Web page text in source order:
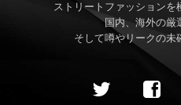
ストリートファッションを
国内、海外の厳
そして噂やリークの未